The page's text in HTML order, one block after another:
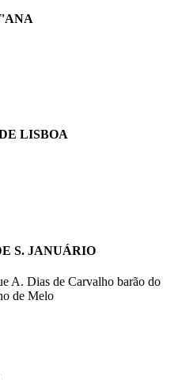
LISBOA
S. JANUÁRIO
A. Dias de Carvalho barão do
de Melo